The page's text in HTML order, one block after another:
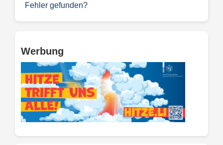
Fehler gefunden?
Werbung